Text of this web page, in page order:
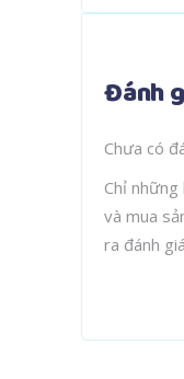
Đánh
Chưa có
Chỉ những
và mua
ra đánh